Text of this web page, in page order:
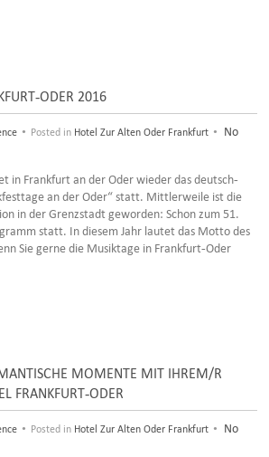
ODER 2016
• Posted in Hotel Zur Alten Oder Frankfurt •
No
in Frankfurt an der Oder wieder das deutsch-
an der Oder“ statt. Mittlerweile ist die
in der Grenzstadt geworden: Schon zum 51.
statt. In diesem Jahr lautet das Motto des
Sie gerne die Musiktage in Frankfurt-Oder
MOMENTE MIT IHREM/R
FRANKFURT-ODER
• Posted in Hotel Zur Alten Oder Frankfurt •
No